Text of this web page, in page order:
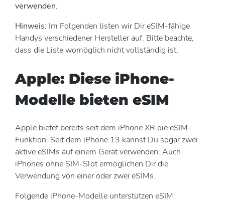
verwenden.
Hinweis: Im Folgenden listen wir Dir eSIM-fähige
Handys verschiedener Hersteller auf. Bitte beachte,
dass die Liste womöglich nicht vollständig ist.
Apple: Diese iPhone-
Modelle bieten eSIM
Apple bietet bereits seit dem iPhone XR die eSIM-
Funktion. Seit dem iPhone 13 kannst Du sogar zwei
aktive eSIMs auf einem Gerät verwenden. Auch
iPhones ohne SIM-Slot ermöglichen Dir die
Verwendung von einer oder zwei eSIMs.
Folgende iPhone-Modelle unterstützen eSIM: